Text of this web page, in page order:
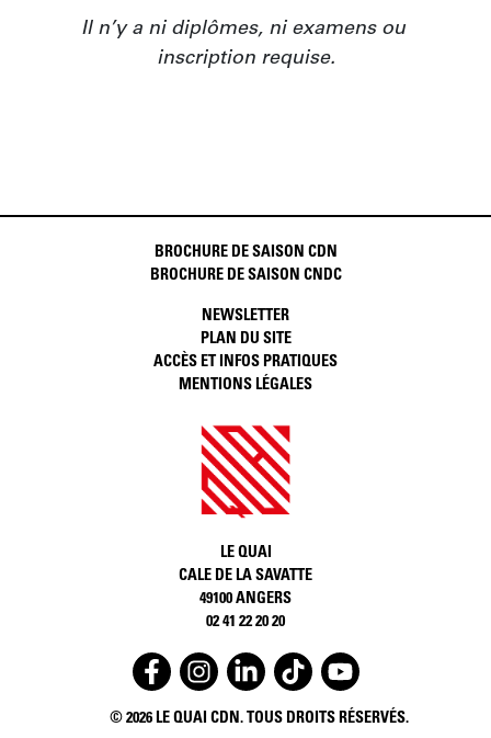
Il n’y a ni diplômes, ni examens ou
inscription requise.
BROCHURE DE SAISON CDN
BROCHURE DE SAISON CNDC
NEWSLETTER
PLAN DU SITE
ACCÈS ET INFOS PRATIQUES
MENTIONS LÉGALES
LE QUAI
CALE DE LA SAVATTE
49100 ANGERS
02 41 22 20 20
	© 2026 LE QUAI CDN. TOUS DROITS RÉSERVÉS.